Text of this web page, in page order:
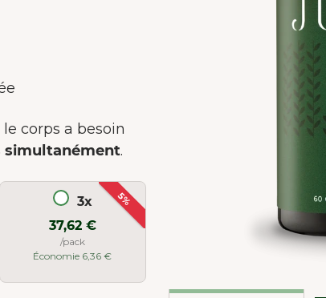
corps a besoin
simultanément.
5%
3x
37,62 €
/pack
Économie 6,36 €